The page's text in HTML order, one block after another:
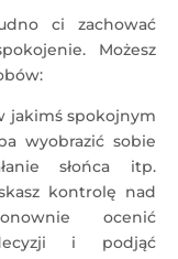
ci zachować
Możesz
jakimś spokojnym
wyobrazić sobie
słońca itp.
kontrolę nad
ocenić
i podjąć